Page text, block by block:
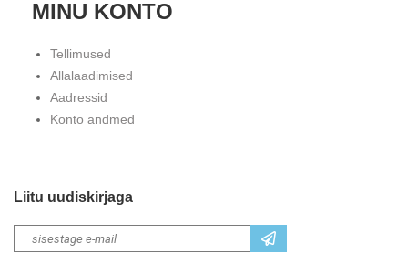
MINU KONTO
Tellimused
Allalaadimised
Aadressid
Konto andmed
Liitu uudiskirjaga